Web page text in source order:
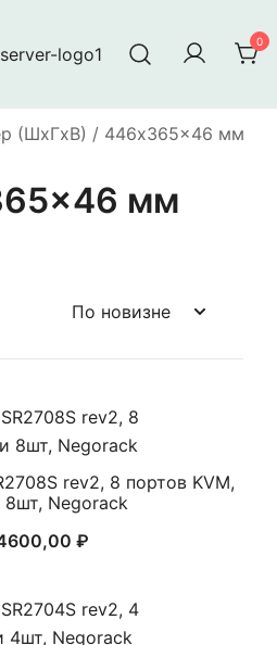
0
(ШxГxВ) / 446x365x46 мм
мм
rev2, 8 портов KVM,
8шт, Negorack
₽